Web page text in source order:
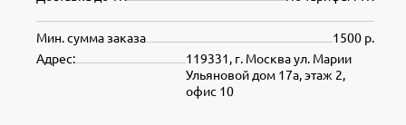
1500 р.
Мин. сумма заказа
119331, г. Москва ул. Марии
Ульяновой дом 17а, этаж 2,
офис 10
Адрес: